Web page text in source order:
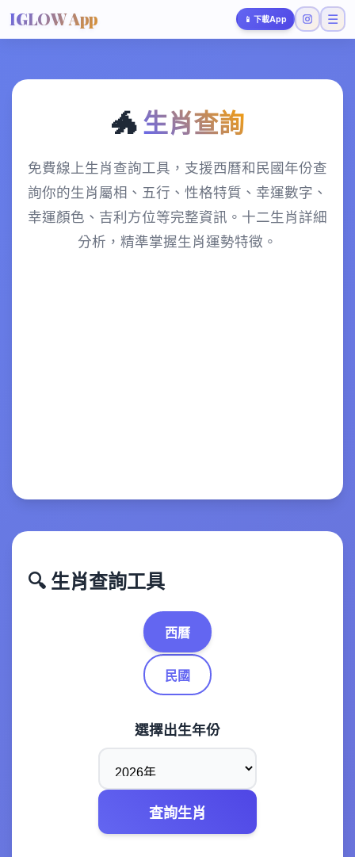
IGLOW App 📱 下載App ☰
🐲 生肖查詢
免費線上生肖查詢工具，支援西曆和民國年份查
詢你的生肖屬相、五行、性格特質、幸運數字、
幸運顏色、吉利方位等完整資訊。十二生肖詳細
分析，精準掌握生肖運勢特徵。
🔍 生肖查詢工具
西曆
民國
選擇出生年份
查詢生肖